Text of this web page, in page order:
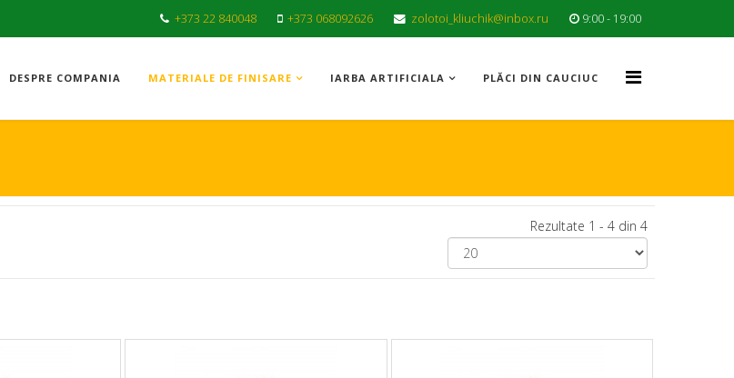
+373 22 840048 +373 068092626 zolotoi_kliuchik@inbox.ru 9:00 - 19:00
DESPRE COMPANIA MATERIALE DE FINISARE IARBA ARTIFICIALA PLĂCI DIN CAUCIUC
Rezultate 1 - 4 din 4